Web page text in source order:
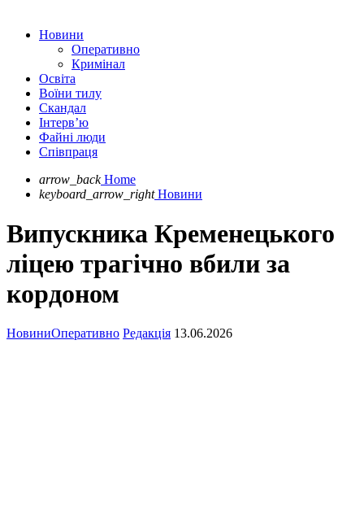
Новини
Оперативно
Кримінал
Освіта
Воїни тилу
Скандал
Інтерв’ю
Файні люди
Співпраця
arrow_back Home
keyboard_arrow_right Новини
Випускника Кременецького
ліцею трагічно вбили за
кордоном
НовиниОперативно Редакція 13.06.2026